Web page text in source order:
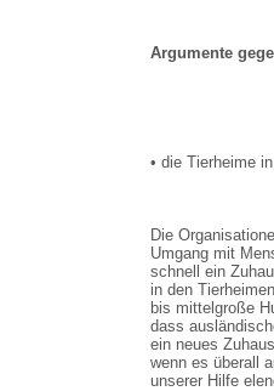
Argumente
• die Tierheime
Die
Umgang mit
schnell ein
in den
bis mittelgroße
dass
ein neues
wenn es überall
unserer Hilfe